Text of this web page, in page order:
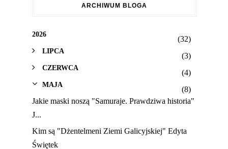
ARCHIWUM BLOGA
2026
(32)
LIPCA
(3)
CZERWCA
(4)
MAJA
(8)
Jakie maski noszą "Samuraje. Prawdziwa historia"
J...
Kim są "Dżentelmeni Ziemi Galicyjskiej" Edyta
Świętek